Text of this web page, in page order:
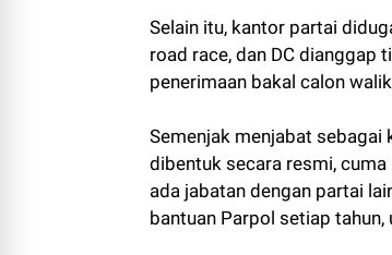
Selain itu, kantor partai
road race, dan DC
penerimaan bakal calon
Semenjak menjabat sebagai
dibentuk secara resmi,
ada jabatan dengan partai
bantuan Parpol setiap